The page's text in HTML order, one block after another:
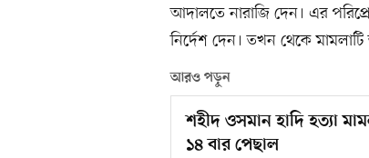
আদালতে নারাজি দেন। এর
নির্দেশ দেন। তখন থেকে
আরও পড়ুন
শহীদ ওসমান হাদি হত্যা
১৪ বার পেছাল